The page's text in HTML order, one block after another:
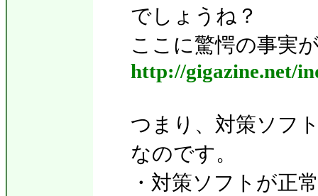
でしょうね？
ここに驚愕の事実
http://gigazine.net/
つまり、対策ソフ
なのです。
・対策ソフトが正